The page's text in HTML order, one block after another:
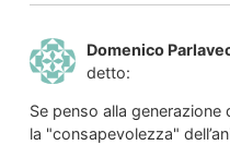
Domenico
detto:
Se penso alla
la "consapevolezza"